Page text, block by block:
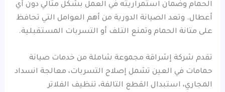
الحمام وضمان استمراريته في العمل بشكل مثالي دون أي
أعطال. وتعد الصيانة الدورية من أهم العوامل التي تحافظ
على متانة الحمام وتمنع التلف أو التسربات المستقبلية.
تقدم شركة إشراقة مجموعة شاملة من خدمات صيانة
حمامات في العين تشمل إصلاح التسربات، معالجة انسداد
المجاري، استبدال القطع التالفة، تنظيف الفلاتر